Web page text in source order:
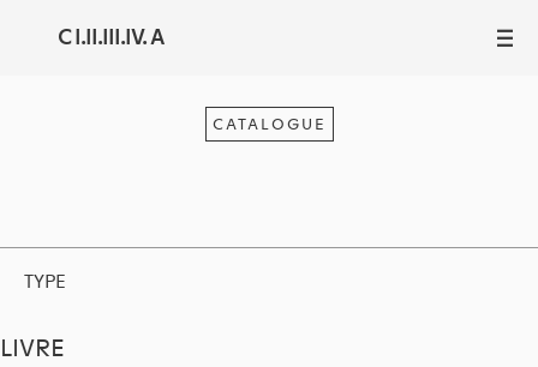
C I.II.III.IV. A III
CATALOGUE
TYPE
LIVRE